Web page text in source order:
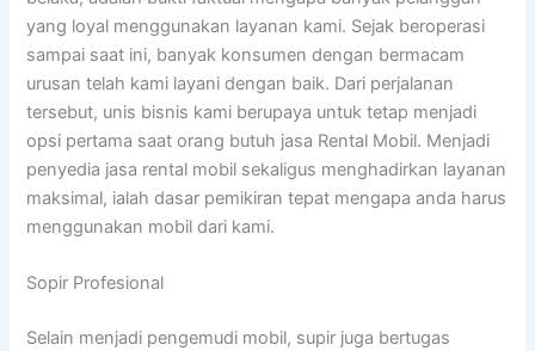
yang loyal menggunakan layanan kami. Sejak beroperasi
sampai saat ini, banyak konsumen dengan bermacam
urusan telah kami layani dengan baik. Dari perjalanan
tersebut, unis bisnis kami berupaya untuk tetap menjadi
opsi pertama saat orang butuh jasa Rental Mobil. Menjadi
penyedia jasa rental mobil sekaligus menghadirkan layanan
maksimal, ialah dasar pemikiran tepat mengapa anda harus
menggunakan mobil dari kami.
Sopir Profesional
Selain menjadi pengemudi mobil, supir juga bertugas